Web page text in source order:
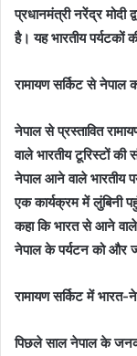
प्रधानमंत्री नरेंद्र मोदी
है। यह भारतीय
रामायण सर्किट से नेपाल
नेपाल से प्रस्तावित
वाले भारतीय टूरिस्टों की
नेपाल आने वाले भारतीय
एक कार्यक्रम में लुंबिनी
कहा कि भारत से आने वाले
नेपाल के पर्यटन को और
रामायण सर्किट में भारत-
पिछले साल नेपाल के